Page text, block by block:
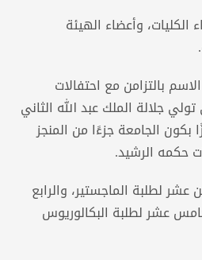
وأعضاء الهيئة
بالتزامن مع احتفالات
25 عامًا على تولي جلالة الملك عبد الله الثاني
بكون الجامعة جزءًا من المنجز
حكمه الرشيد.
عشر لطلبة الماجستير، والرابع
عشر لطلبة البكالوريوس